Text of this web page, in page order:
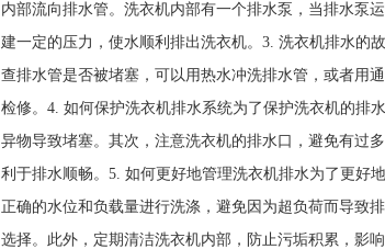
内部流向排水管。洗衣机内部有一个排水泵，当排水泵
建一定的压力，使水顺利排出洗衣机。3. 洗衣机排水的
查排水管是否被堵塞，可以用热水冲洗排水管，或者用
检修。4. 如何保护洗衣机排水系统为了保护洗衣机的排
异物导致堵塞。其次，注意洗衣机的排水口，避免有过
利于排水顺畅。5. 如何更好地管理洗衣机排水为了更好
正确的水位和负载量进行洗涤，避免因为超负荷而导致
选择。此外，定期清洁洗衣机内部，防止污垢积累，影